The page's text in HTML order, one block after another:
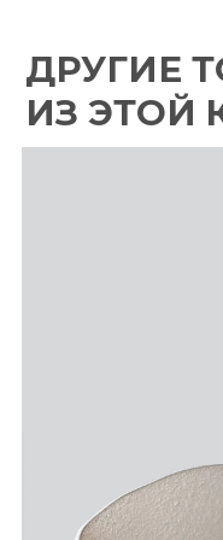
ОСТАЕМСЯ НА СВЯЗИ
Новости для Хорека
Подписаться на рассылку